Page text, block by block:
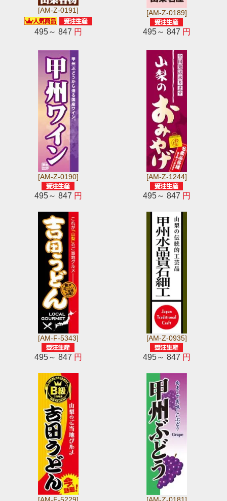
[AM-Z-0191]
495～ 847 円
[AM-Z-0189]
495～ 847 円
[AM-Z-0190]
495～ 847 円
[AM-Z-1244]
495～ 847 円
[AM-F-5343]
495～ 847 円
[AM-Z-0935]
495～ 847 円
[AM-F-5229] [AM-Z-0181]